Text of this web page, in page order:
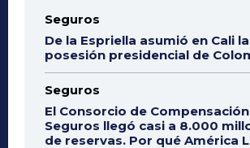
Seguros
De la Espriella asumió en Cali la
posesión presidencial de
Seguros
El Consorcio de
Seguros llegó casi a 8.000
de reservas. Por qué América